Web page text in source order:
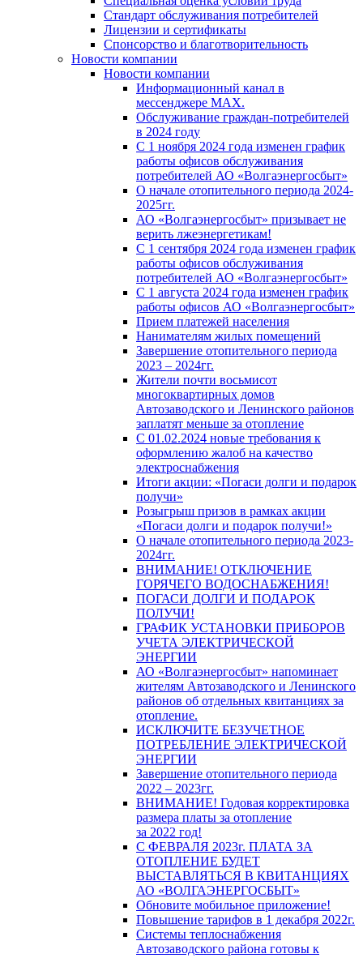
Стандарт обслуживания потребителей
Лицензии и сертификаты
Спонсорство и благотворительность
Новости компании
Новости компании
Информационный канал в
мессенджере MAX.
Обслуживание граждан-потребителей
в 2024 году
С 1 ноября 2024 года изменен график
работы офисов обслуживания
потребителей АО «Волгаэнергосбыт»
О начале отопительного периода 2024-
2025гг.
АО «Волгаэнергосбыт» призывает не
верить лжеэнергетикам!
С 1 сентября 2024 года изменен график
работы офисов обслуживания
потребителей АО «Волгаэнергосбыт»
С 1 августа 2024 года изменен график
работы офисов АО «Волгаэнергосбыт»
Прием платежей населения
Нанимателям жилых помещений
Завершение отопительного периода
2023 – 2024гг.
Жители почти восьмисот
многоквартирных домов
Автозаводского и Ленинского районов
заплатят меньше за отопление
С 01.02.2024 новые требования к
оформлению жалоб на качество
электроснабжения
Итоги акции: «Погаси долги и подарок
получи»
Розыгрыш призов в рамках акции
«Погаси долги и подарок получи!»
О начале отопительного периода 2023-
2024гг.
ВНИМАНИЕ! ОТКЛЮЧЕНИЕ
ГОРЯЧЕГО ВОДОСНАБЖЕНИЯ!
ПОГАСИ ДОЛГИ И ПОДАРОК
ПОЛУЧИ!
ГРАФИК УСТАНОВКИ ПРИБОРОВ
УЧЕТА ЭЛЕКТРИЧЕСКОЙ
ЭНЕРГИИ
АО «Волгаэнергосбыт» напоминает
жителям Автозаводского и Ленинского
районов об отдельных квитанциях за
отопление.
ИСКЛЮЧИТЕ БЕЗУЧЕТНОЕ
ПОТРЕБЛЕНИЕ ЭЛЕКТРИЧЕСКОЙ
ЭНЕРГИИ
Завершение отопительного периода
2022 – 2023гг.
ВНИМАНИЕ! Годовая корректировка
размера платы за отопление
за 2022 год!
С ФЕВРАЛЯ 2023г. ПЛАТА ЗА
ОТОПЛЕНИЕ БУДЕТ
ВЫСТАВЛЯТЬСЯ В КВИТАНЦИЯХ
АО «ВОЛГАЭНЕРГОСБЫТ»
Обновите мобильное приложение!
Повышение тарифов в 1 декабря 2022г.
Системы теплоснабжения
Автозаводского района готовы к